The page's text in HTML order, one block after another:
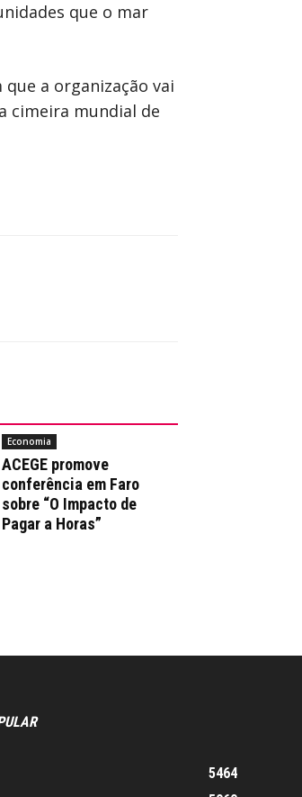
que o mar
a organização vai
cimeira mundial de
Economia
ACEGE promove
conferência em Faro
sobre “O Impacto de
Pagar a Horas”
5464